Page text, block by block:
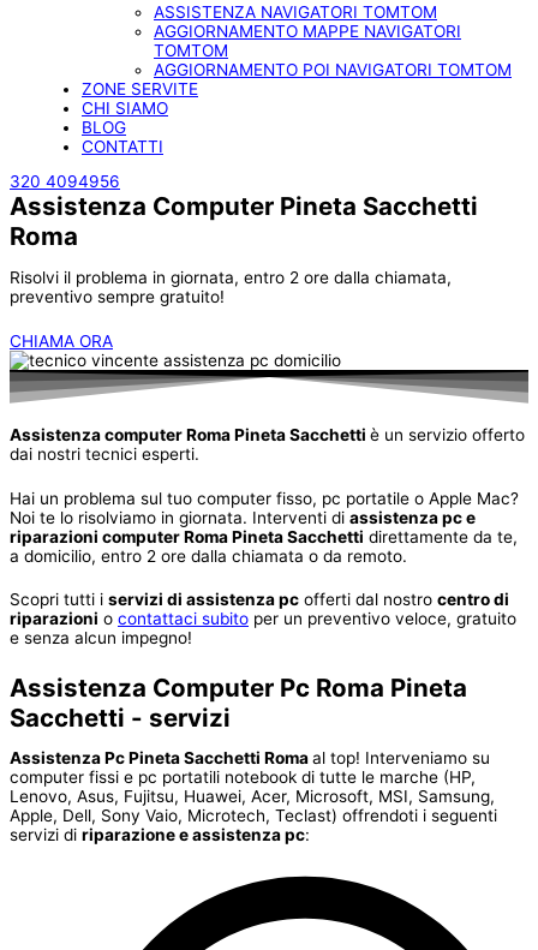
ASSISTENZA NAVIGATORI TOMTOM
AGGIORNAMENTO MAPPE NAVIGATORI
TOMTOM
AGGIORNAMENTO POI NAVIGATORI TOMTOM
ZONE SERVITE
CHI SIAMO
BLOG
CONTATTI
320 4094956
Assistenza Computer Pineta Sacchetti
Roma
Risolvi il problema in giornata, entro 2 ore dalla chiamata,
preventivo sempre gratuito!
CHIAMA ORA
Assistenza computer Roma Pineta Sacchetti è un servizio offerto
dai nostri tecnici esperti.
Hai un problema sul tuo computer fisso, pc portatile o Apple Mac?
Noi te lo risolviamo in giornata. Interventi di assistenza pc e
riparazioni computer Roma Pineta Sacchetti direttamente da te,
a domicilio, entro 2 ore dalla chiamata o da remoto.
Scopri tutti i servizi di assistenza pc offerti dal nostro centro di
riparazioni o contattaci subito per un preventivo veloce, gratuito
e senza alcun impegno!
Assistenza Computer Pc Roma Pineta
Sacchetti - servizi
Assistenza Pc Pineta Sacchetti Romaal top! Interveniamo su
computer fissi e pc portatili notebook di tutte le marche (HP,
Lenovo, Asus, Fujitsu, Huawei, Acer, Microsoft, MSI, Samsung,
Apple, Dell, Sony Vaio, Microtech, Teclast) offrendoti i seguenti
servizi di riparazione e assistenza pc: